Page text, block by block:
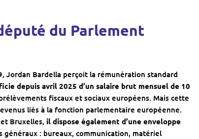
du Parlement
Jordan Bardella perçoit la rémunération standard
depuis avril 2025 d’un salaire brut mensuel de 10
fiscaux et sociaux européens. Mais cette
liés à la fonction parlementaire européenne.
Bruxelles, il dispose également d’une enveloppe
généraux : bureaux, communication, matériel